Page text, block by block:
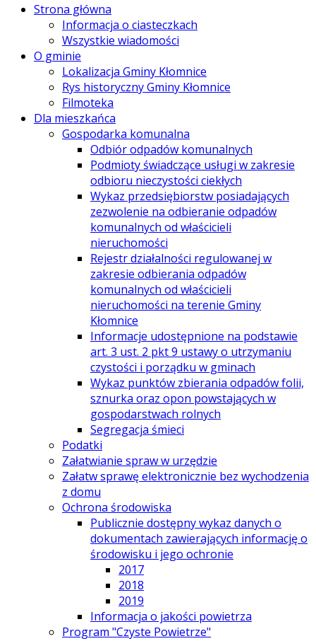
Strona główna
Informacja o ciasteczkach
Wszystkie wiadomości
O gminie
Lokalizacja Gminy Kłomnice
Rys historyczny Gminy Kłomnice
Filmoteka
Dla mieszkańca
Gospodarka komunalna
Odbiór odpadów komunalnych
Podmioty świadczące usługi w zakresie
odbioru nieczystości ciekłych
Wykaz przedsiębiorstw posiadających
zezwolenie na odbieranie odpadów
komunalnych od właścicieli
nieruchomości
Rejestr działalności regulowanej w
zakresie odbierania odpadów
komunalnych od właścicieli
nieruchomości na terenie Gminy
Kłomnice
Informacje udostępnione na podstawie
art. 3 ust. 2 pkt 9 ustawy o utrzymaniu
czystości i porządku w gminach
Wykaz punktów zbierania odpadów folii,
sznurka oraz opon powstających w
gospodarstwach rolnych
Segregacja śmieci
Podatki
Załatwianie spraw w urzędzie
Załatw sprawę elektronicznie bez wychodzenia
z domu
Ochrona środowiska
Publicznie dostępny wykaz danych o
dokumentach zawierających informację o
środowisku i jego ochronie
2017
2018
2019
Informacja o jakości powietrza
Program "Czyste Powietrze"